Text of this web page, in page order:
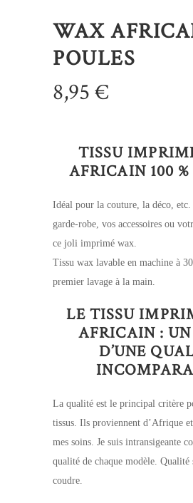
WAX
POULES
8,95€
TISSU
AFRICAIN 100
Idéal pour la couture, la déco,
garde-robe, vos accessoires ou
ce joli imprimé wax.
Tissu wax lavable en machine à
premier lavage à la main.
LE TISSU
AFRICAIN :
D’UNE
La qualité est le principal critère
tissus. Ils proviennent d’Afrique
mes soins. Je suis intransigeante
qualité de chaque modèle. Qualité
coudre.